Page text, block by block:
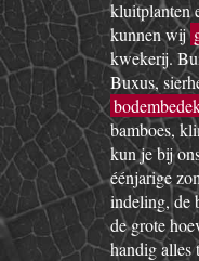
kluitplanten
kunnen wij
kwekerij.
Buxus,
bamboes,
kun je bij
éénjarige
indeling, de
de grote
handig alles